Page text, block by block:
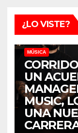
¿LO VISTE?
MÚSICA
UN
MUSIC,
UNA